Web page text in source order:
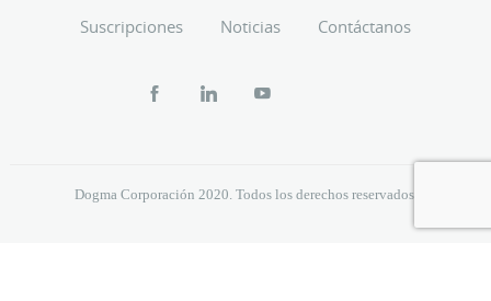
Suscripciones
Noticias Contáctanos
Dogma Corporación 2020. Todos los derechos reservados.